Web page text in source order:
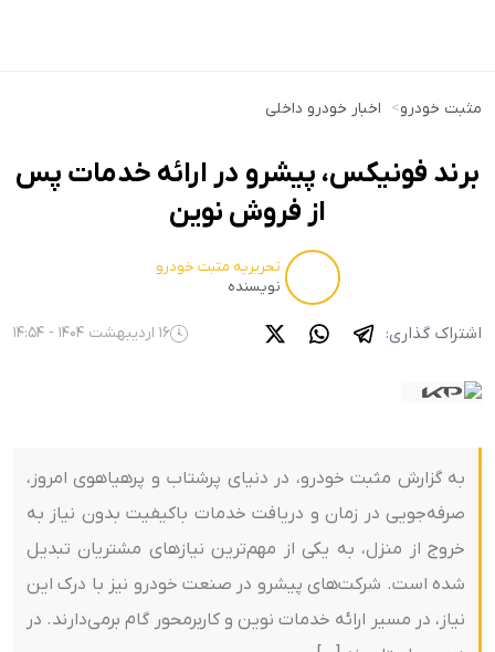
مثبت خودرو> اخبار خودرو داخلی
برند فونیکس، پیشرو در ارائه خدمات پس
از فروش نوین
تحریریه مثبت خودرو
نویسنده
اشتراک گذاری: 16 اردیبهشت 1404 - 14:54
به گزارش مثبت خودرو، در دنیای پرشتاب و پرهیاهوی امروز،
صرفه‌جویی در زمان و دریافت خدمات باکیفیت بدون نیاز به
خروج از منزل، به یکی از مهم‌ترین نیازهای مشتریان تبدیل
شده است. شرکت‌های پیشرو در صنعت خودرو نیز با درک این
نیاز، در مسیر ارائه خدمات نوین و کاربرمحور گام برمی‌دارند. در